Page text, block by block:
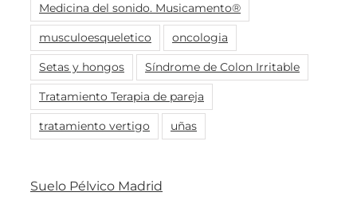
Medicina del sonido. Musicamento®
musculoesqueletico oncologia
Setas y hongos Síndrome de Colon Irritable
Tratamiento Terapia de pareja
tratamiento vertigo uñas
Suelo Pélvico Madrid